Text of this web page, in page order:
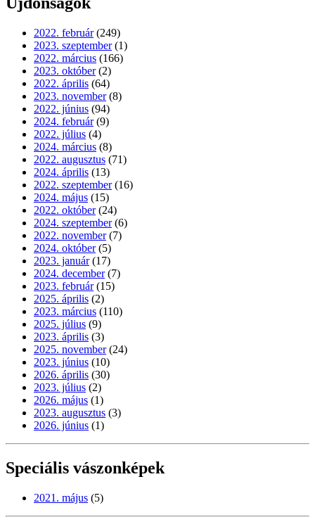
2022. február (249)
2023. szeptember (1)
2022. március (166)
2023. október (2)
2022. április (64)
2023. november (8)
2022. június (94)
2024. február (9)
2022. július (4)
2024. március (8)
2022. augusztus (71)
2024. április (13)
2022. szeptember (16)
2024. május (15)
2022. október (24)
2024. szeptember (6)
2022. november (7)
2024. október (5)
2023. január (17)
2024. december (7)
2023. február (15)
2025. április (2)
2023. március (110)
2025. július (9)
2023. április (3)
2025. november (24)
2023. június (10)
2026. április (30)
2023. július (2)
2026. május (1)
2023. augusztus (3)
2026. június (1)
Speciális vászonképek
2021. május (5)